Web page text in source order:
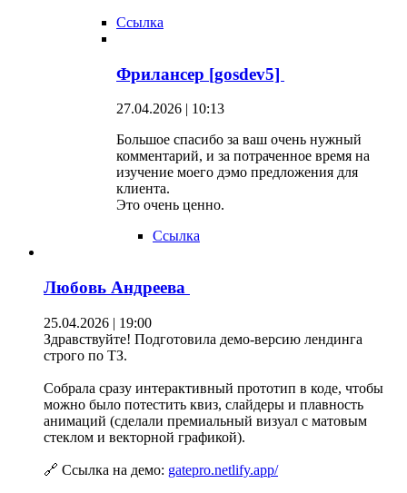
Ссылка
Фрилансер [gosdev5]
27.04.2026 | 10:13
Большое спасибо за ваш очень нужный
комментарий, и за потраченное время на
изучение моего дэмо предложения для
клиента.
Это очень ценно.
Ссылка
Любовь Андреева
25.04.2026 | 19:00
Здравствуйте! Подготовила демо-версию лендинга
строго по ТЗ.
Собрала сразу интерактивный прототип в коде, чтобы
можно было потестить квиз, слайдеры и плавность
анимаций (сделали премиальный визуал с матовым
стеклом и векторной графикой).
🔗 Ссылка на демо: gatepro.netlify.app/